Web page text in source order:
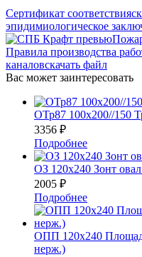
Сертификат соответствия
эпидимиологическое
Правила производства
каналовскачать файл
Вас может заинтересовать
ОТр87 100х200//150
3356 ₽
Подробнее
ОЗ 120х240 Зонт
2005 ₽
Подробнее
ОПП 120х240
нерж.)